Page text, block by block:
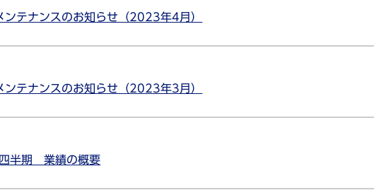
ンテナンスのお知らせ（2023年4月）
ンテナンスのお知らせ（2023年3月）
半期 業績の概要